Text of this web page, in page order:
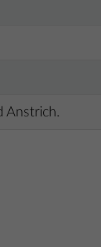
Anstrich.